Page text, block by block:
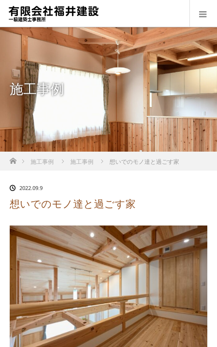
施工事例
ホーム施工事例 施工事例 想いでのモノ達と過ごす家
2022.09.9
想いでのモノ達と過ごす家